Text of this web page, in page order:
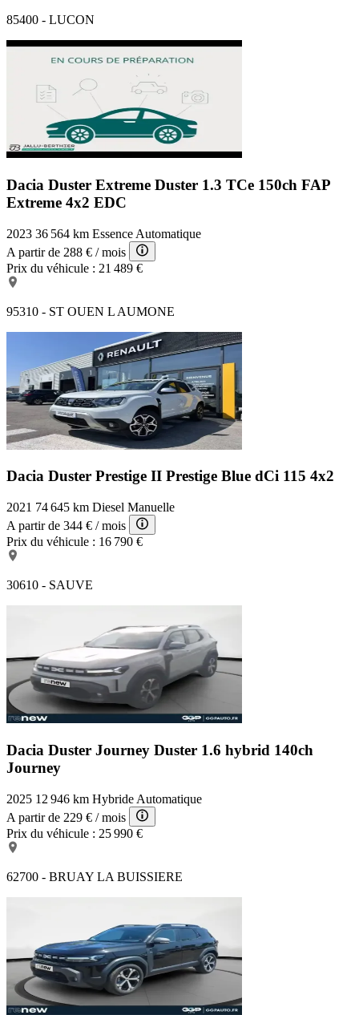
85400 - LUCON
Dacia Duster Extreme Duster 1.3 TCe 150ch FAP
Extreme 4x2 EDC
2023 36 564 km Essence Automatique
A partir de 288 € / mois
Prix du véhicule : 21 489 €
95310 - ST OUEN L AUMONE
Dacia Duster Prestige II Prestige Blue dCi 115 4x2
2021 74 645 km Diesel Manuelle
A partir de 344 € / mois
Prix du véhicule : 16 790 €
30610 - SAUVE
Dacia Duster Journey Duster 1.6 hybrid 140ch
Journey
2025 12 946 km Hybride Automatique
A partir de 229 € / mois
Prix du véhicule : 25 990 €
62700 - BRUAY LA BUISSIERE